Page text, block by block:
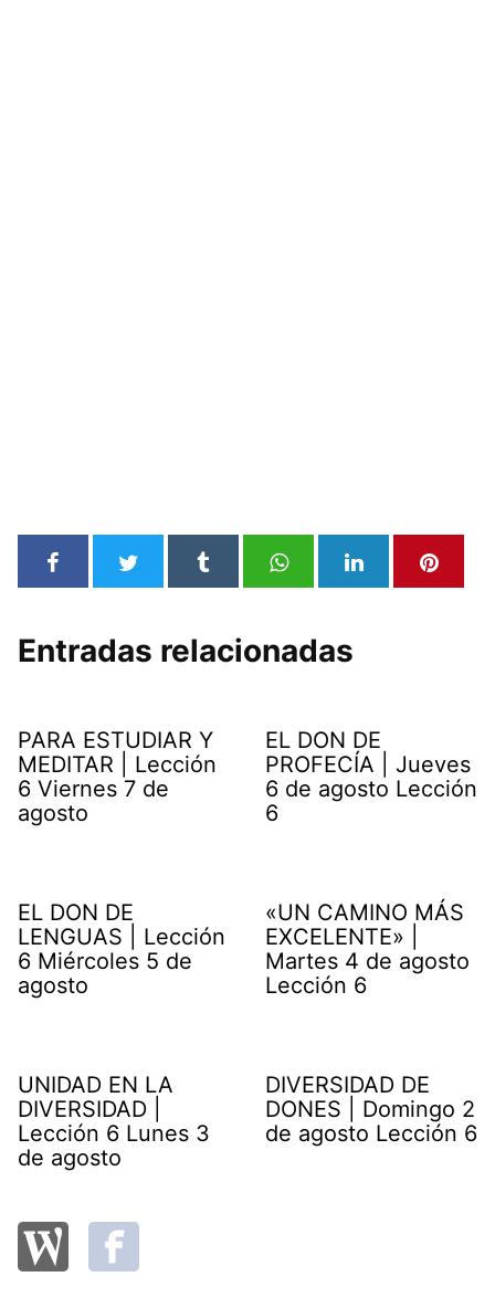
Entradas relacionadas
PARA ESTUDIAR Y
MEDITAR | Lección
6 Viernes 7 de
agosto
EL DON DE
PROFECÍA | Jueves
6 de agosto Lección
6
EL DON DE
LENGUAS | Lección
6 Miércoles 5 de
agosto
«UN CAMINO MÁS
EXCELENTE» |
Martes 4 de agosto
Lección 6
UNIDAD EN LA
DIVERSIDAD |
Lección 6 Lunes 3
de agosto
DIVERSIDAD DE
DONES | Domingo 2
de agosto Lección 6